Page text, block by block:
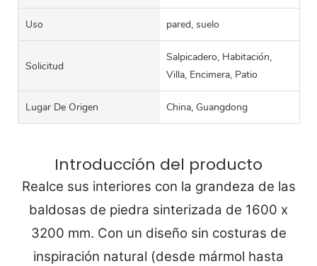
Uso pared, suelo
Solicitud
Salpicadero, Habitación,
Villa, Encimera, Patio
Lugar De Origen China, Guangdong
Introducción del producto
Realce sus interiores con la grandeza de las
baldosas de piedra sinterizada de 1600 x
3200 mm. Con un diseño sin costuras de
inspiración natural (desde mármol hasta